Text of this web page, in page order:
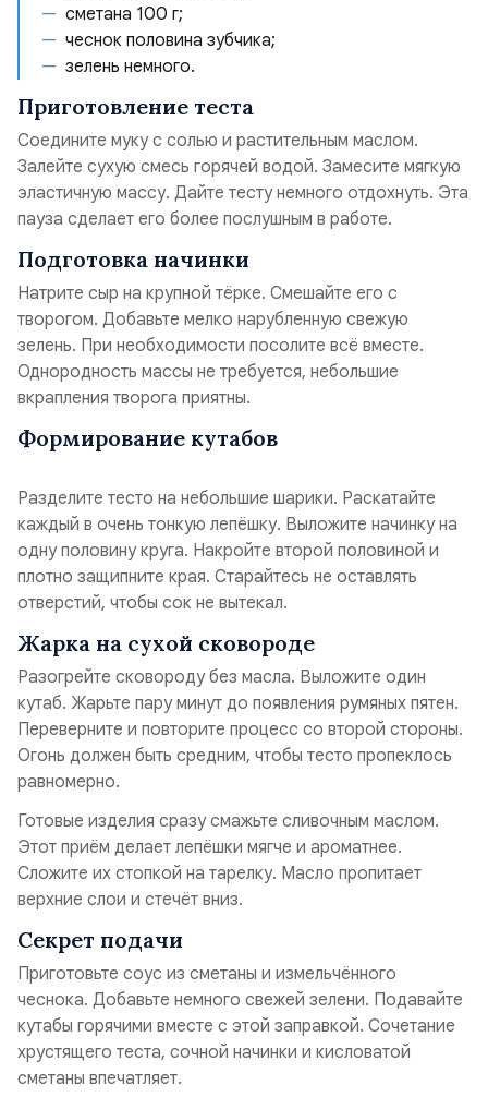
сметана 100 г;
чеснок половина зубчика;
зелень немного.
Приготовление теста
Соедините муку с солью и растительным маслом.
Залейте сухую смесь горячей водой. Замесите мягкую
эластичную массу. Дайте тесту немного отдохнуть. Эта
пауза сделает его более послушным в работе.
Подготовка начинки
Натрите сыр на крупной тёрке. Смешайте его с
творогом. Добавьте мелко нарубленную свежую
зелень. При необходимости посолите всё вместе.
Однородность массы не требуется, небольшие
вкрапления творога приятны.
Формирование кутабов
Разделите тесто на небольшие шарики. Раскатайте
каждый в очень тонкую лепёшку. Выложите начинку на
одну половину круга. Накройте второй половиной и
плотно защипните края. Старайтесь не оставлять
отверстий, чтобы сок не вытекал.
Жарка на сухой сковороде
Разогрейте сковороду без масла. Выложите один
кутаб. Жарьте пару минут до появления румяных пятен.
Переверните и повторите процесс со второй стороны.
Огонь должен быть средним, чтобы тесто пропеклось
равномерно.
Готовые изделия сразу смажьте сливочным маслом.
Этот приём делает лепёшки мягче и ароматнее.
Сложите их стопкой на тарелку. Масло пропитает
верхние слои и стечёт вниз.
Секрет подачи
Приготовьте соус из сметаны и измельчённого
чеснока. Добавьте немного свежей зелени. Подавайте
кутабы горячими вместе с этой заправкой. Сочетание
хрустящего теста, сочной начинки и кисловатой
сметаны впечатляет.